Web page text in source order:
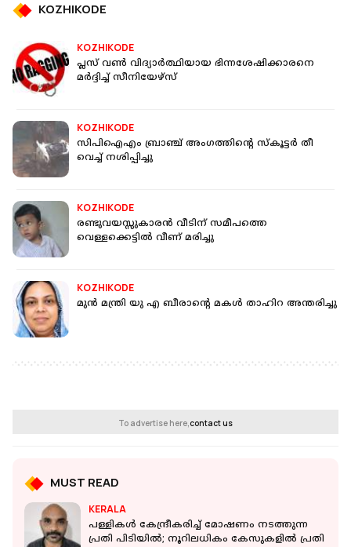
KOZHIKODE
KOZHIKODE
പ്ലസ് വണ്‍ വിദ്യാര്‍ത്ഥിയായ ഭിന്നശേഷിക്കാരനെ
മര്‍ദ്ദിച്ച് സീനിയേഴ്‌സ്
KOZHIKODE
സിപിഐഎം ബ്രാഞ്ച് അംഗത്തിന്‍റെ സ്‌കൂട്ടര്‍ തീ
വെച്ച് നശിപ്പിച്ചു
KOZHIKODE
രണ്ടുവയസ്സുകാരന്‍ വീടിന് സമീപത്തെ
വെള്ളക്കെട്ടില്‍ വീണ് മരിച്ചു
KOZHIKODE
മുന്‍ മന്ത്രി യു എ ബീരാന്റെ മകള്‍ താഹിറ അന്തരിച്ചു
To advertise here,contact us
MUST READ
KERALA
പള്ളികള്‍ കേന്ദ്രീകരിച്ച് മോഷണം നടത്തുന്ന
പ്രതി പിടിയില്‍; നൂറിലധികം കേസുകളില്‍ പ്രതി